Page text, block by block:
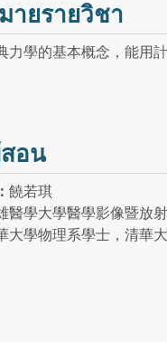
ายรายวิชา
力學的基本概念，能用
อน
饒若琪
醫學大學醫學影像暨放
大學物理系學士，清華